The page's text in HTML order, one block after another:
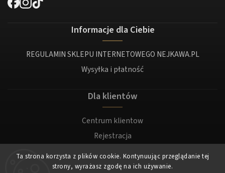
Ta strona korzysta z plików cookie. Kontynuując przeglądanie tej
strony, wyrażasz zgodę na ich używanie.
Informacje dla Ciebie
REGULAMIN SKLEPU INTERNETOWEGO NEJKAWA.PL
Wysyłka i płatność
Dla klientów
Centrum klientow
Rejestracja
Zaloguj sie